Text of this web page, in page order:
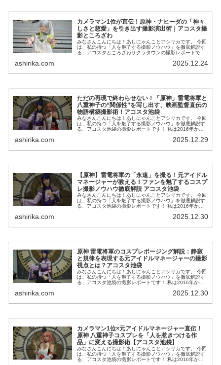
カメラマン1位が直伝！原神・ナヒーダの「神々
しさと慈愛」を引き出す撮影演出術｜アコスタ撮
影ところざわ
みなさんこんにちは！あしにゃんことアシリカです。 今回
は、私の持つ「人を魅了する撮影ノウハウ」を徹底解説す
る、アコスタところざわサクラタウンの撮影レポートで
ashirika.com 2025.12.24
ただの再現で終わらせない！「原神」雷電将軍と
八重神子の“関係性”を写し出す、映画監督直伝の
物語構築撮影術！アコスタ池袋
みなさんこんにちは！あしにゃんことアシリカです。 今回
は、私の持つ「人を魅了する撮影ノウハウ」を徹底解説す
る、アコスタ池袋の撮影レポートです！ 私は2016年から
ashirika.com 2025.12.29
【原神】雷電将軍の「永遠」を撮る！元アイドル
マネージャーが教える！ファンを魅了するコスプ
レ撮影ノウハウ徹底解説 アコスタ池袋
みなさんこんにちは！あしにゃんことアシリカです。 今回
は、私の持つ「人を魅了する撮影ノウハウ」を徹底解説す
る、アコスタ池袋の撮影レポートです！ 私は2016年から
ashirika.com 2025.12.30
原神 雷電将軍のコスプレポージング解説：静寂
と規律を表現する元アイドルマネージャーの撮影
視点とは？アコスタ池袋
みなさんこんにちは！あしにゃんことアシリカです。 今回
は、私の持つ「人を魅了する撮影ノウハウ」を徹底解説す
る、アコスタ池袋の撮影レポートです！ 私は2016年から
ashirika.com 2025.12.30
カメラマン1位×元アイドルマネージャー直伝！
原神 八重神子コスプレを「人を惹きつける作
品」に変える撮影術【アコスタ池袋】
みなさんこんにちは！あしにゃんことアシリカです。 今回
は、私の持つ「人を魅了する撮影ノウハウ」を徹底解説す
る、アコスタ池袋の撮影レポートです！ 私は2016年から